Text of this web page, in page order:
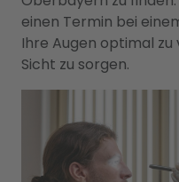
einen Termin bei
Ihre Augen optimal
Sicht zu sorgen.